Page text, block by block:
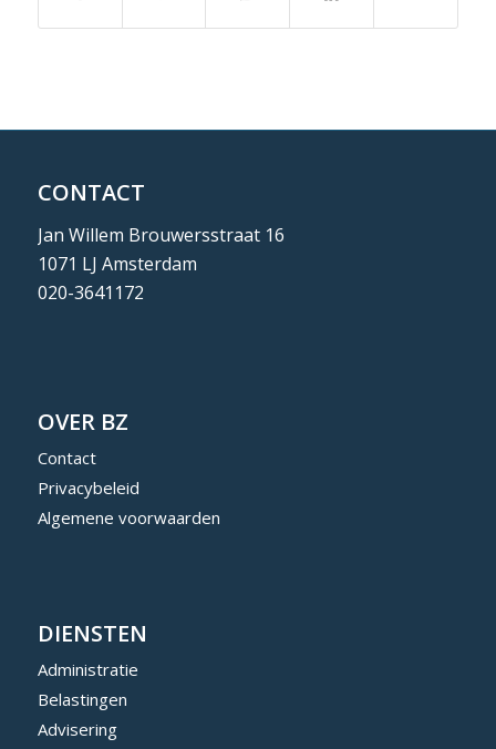
CONTACT
Jan Willem Brouwersstraat 16
1071 LJ Amsterdam
020-3641172
OVER BZ
Contact
Privacybeleid
Algemene voorwaarden
DIENSTEN
Administratie
Belastingen
Advisering